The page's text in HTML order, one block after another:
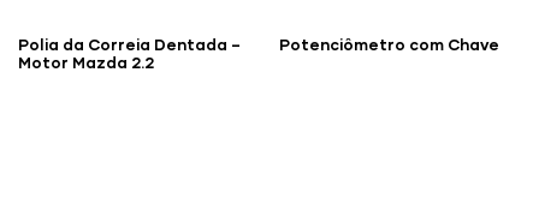
Polia da Correia Dentada –
Motor Mazda 2.2
Potenciômetro com Chave